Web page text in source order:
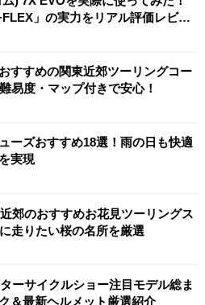
」の実力をリアル評価レビュ
すすめの関東近郊ツーリングコー
易度・マップ付きで安心！
ーズおすすめ18選！雨の日も快適
実現
近郊のおすすめお花見ツーリングス
走りたい桜の名所を厳選
ターサイクルショー注目モデル総ま
＆最新ヘルメット厳選紹介